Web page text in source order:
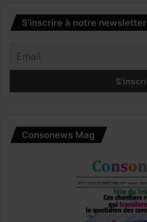
S’inscrire à notre newsletter
Consonews Mag